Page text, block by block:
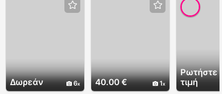
Δωρεάν 6 40.00 € 1
Ρωτήστε
τιμή